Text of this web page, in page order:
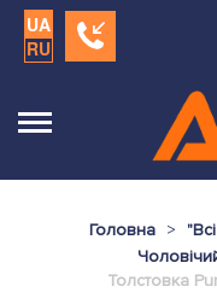
UA
RU
Головна "
Толстовка